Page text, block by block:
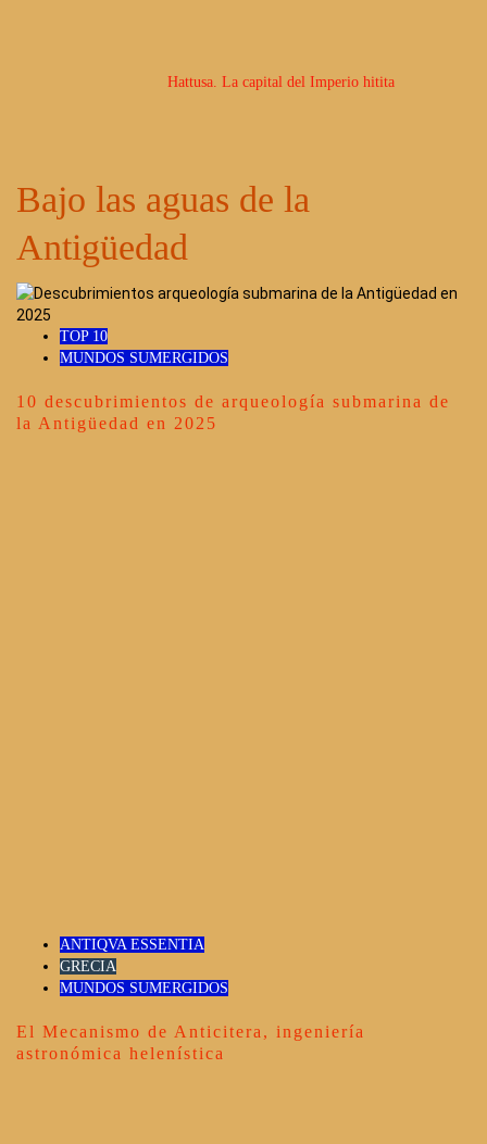
Hattusa. La capital del Imperio hitita
Bajo las aguas de la
Antigüedad
TOP 10
MUNDOS SUMERGIDOS
10 descubrimientos de arqueología submarina de
la Antigüedad en 2025
ANTIQVA ESSENTIA
GRECIA
MUNDOS SUMERGIDOS
El Mecanismo de Anticitera, ingeniería
astronómica helenística